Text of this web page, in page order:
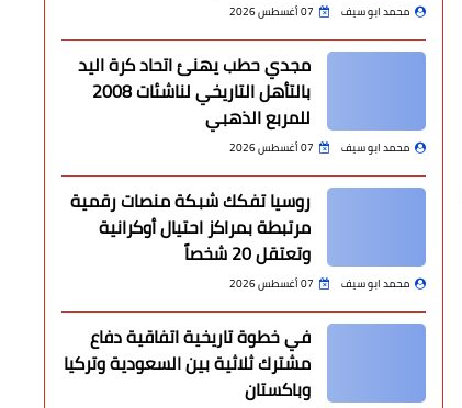
محمد ابو سيف 07 أغسطس 2026
مجدي حطب يهنئ اتحاد كرة اليد
بالتأهل التاريخي لناشئات 2008
للمربع الذهبي
محمد ابو سيف 07 أغسطس 2026
روسيا تفكك شبكة منصات رقمية
مرتبطة بمراكز احتيال أوكرانية
وتعتقل 20 شخصاً
محمد ابو سيف 07 أغسطس 2026
في خطوة تاريخية اتفاقية دفاع
مشترك ثلاثية بين السعودية وتركيا
وباكستان